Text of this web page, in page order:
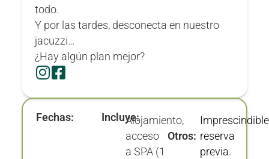
todo.
Y por las tardes, desconecta en nuestro
jacuzzi…
¿Hay algún plan mejor?
Fechas: Incluye:Alojamiento,
acceso
a SPA (1
Otros:
Imprescindible
reserva
previa.